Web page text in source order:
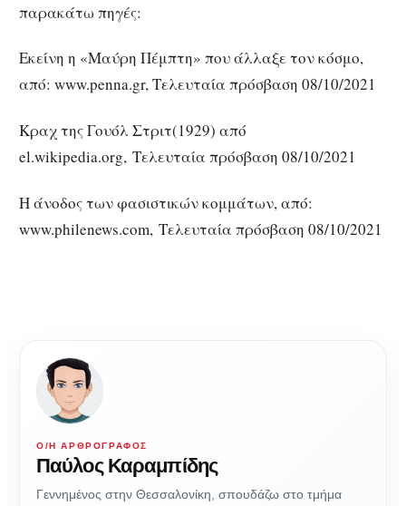
παρακάτω πηγές:
Εκείνη η «Μαύρη Πέμπτη» που άλλαξε τον κόσμο,
από: www.penna.gr, Τελευταία πρόσβαση 08/10/2021
Κραχ της Γουόλ Στριτ(1929) από
el.wikipedia.org, Τελευταία πρόσβαση 08/10/2021
Η άνοδος των φασιστικών κομμάτων, από:
www.philenews.com, Τελευταία πρόσβαση 08/10/2021
Ο/Η ΑΡΘΡΟΓΡΆΦΟΣ
Παύλος Καραμπίδης
Γεννημένος στην Θεσσαλονίκη, σπουδάζω στο τμήμα